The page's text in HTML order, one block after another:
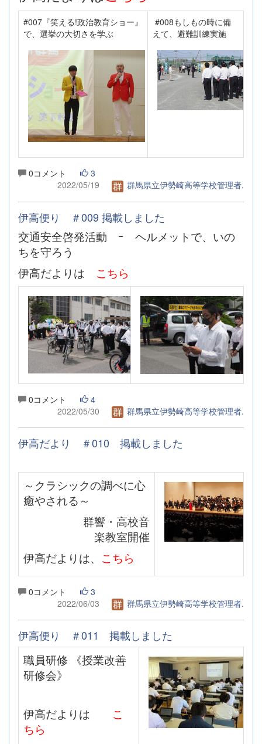
#007『笑える!政治教育ショー』
で、選挙の大切さを学ぶ
#008もしもの時に備
えて、避難訓練実施
0コメント
3
2022/05/19
群馬県立伊勢崎高等学校管理者.
伊高便り ＃009 掲載しました
交通安全啓発活動 ｰ ヘルメットで、いの
ちを守ろう
伊高だよりは こちら
0コメント
4
2022/05/30
群馬県立伊勢崎高等学校管理者.
伊高だより ＃010 掲載しました
～クラシックの調べに心
癒やされる～
群響・高校音
楽教室開催
伊高だよりは、 こちら
0コメント
3
2022/06/03
群馬県立伊勢崎高等学校管理者.
伊高便り ＃011 掲載しました
職員研修 《授業改善
研修会》
伊高だよりは こ
ちら